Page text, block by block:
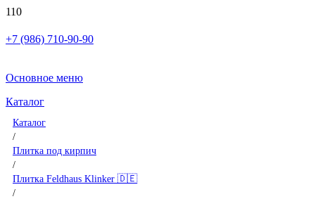
+7 (986) 710-90-90
Основное меню
Каталог
Каталог
/
Плитка под кирпич
/
Плитка Feldhaus Klinker 🇩🇪
/